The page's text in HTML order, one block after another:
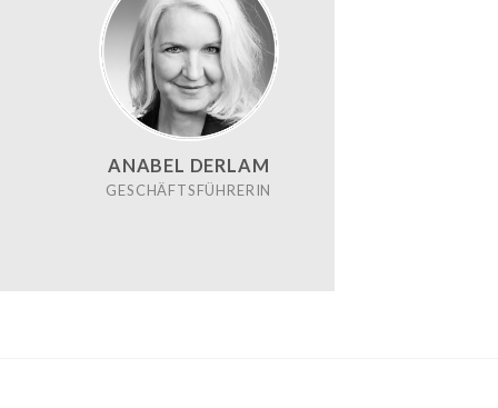
ANABEL DERLAM
GESCHÄFTSFÜHRERIN